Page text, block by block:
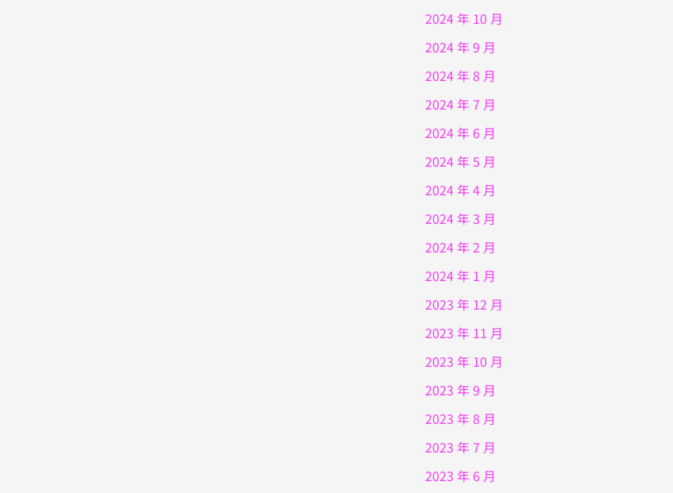
2024 年 10 月
2024 年 9 月
2024 年 8 月
2024 年 7 月
2024 年 6 月
2024 年 5 月
2024 年 4 月
2024 年 3 月
2024 年 2 月
2024 年 1 月
2023 年 12 月
2023 年 11 月
2023 年 10 月
2023 年 9 月
2023 年 8 月
2023 年 7 月
2023 年 6 月